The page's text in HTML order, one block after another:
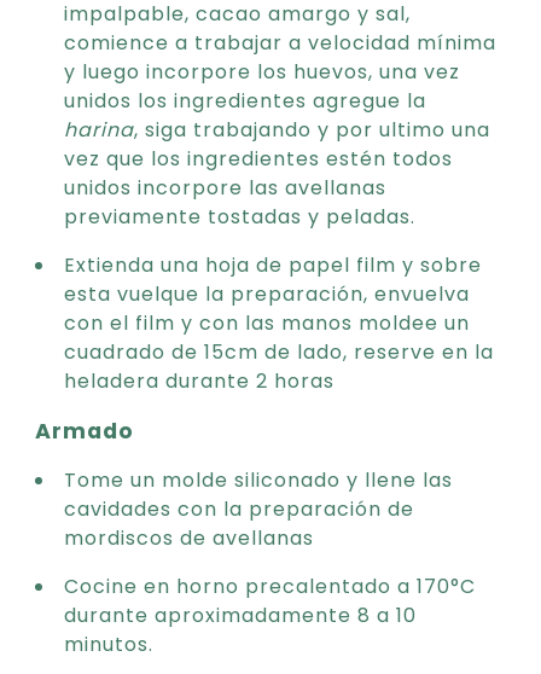
impalpable, cacao amargo y sal,
comience a trabajar a velocidad mínima
y luego incorpore los huevos, una vez
unidos los ingredientes agregue la
harina, siga trabajando y por ultimo una
vez que los ingredientes estén todos
unidos incorpore las avellanas
previamente tostadas y peladas.
Extienda una hoja de papel film y sobre
esta vuelque la preparación, envuelva
con el film y con las manos moldee un
cuadrado de 15cm de lado, reserve en la
heladera durante 2 horas
Armado
Tome un molde siliconado y llene las
cavidades con la preparación de
mordiscos de avellanas
Cocine en horno precalentado a 170°C
durante aproximadamente 8 a 10
minutos.